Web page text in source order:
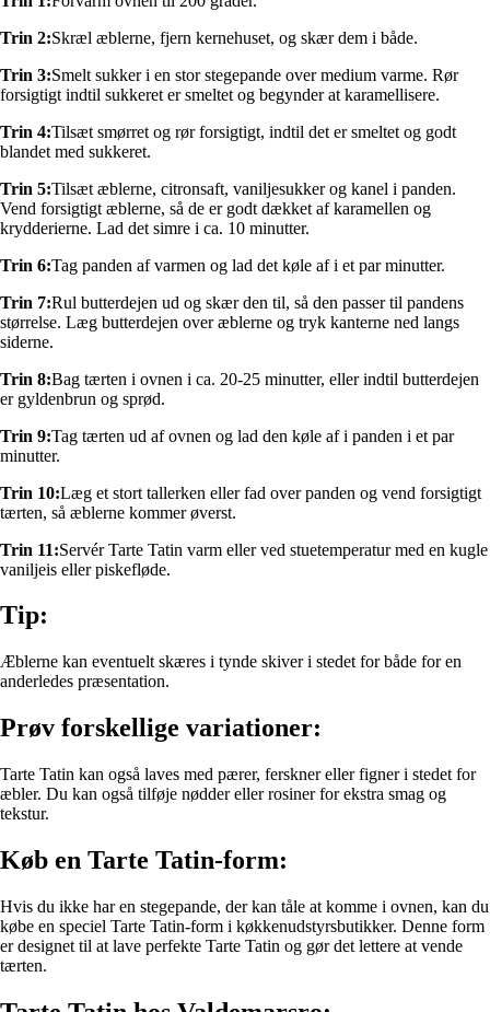
Trin 2:Skræl æblerne, fjern kernehuset, og skær dem i både.
Trin 3:Smelt sukker i en stor stegepande over medium varme. Rør
forsigtigt indtil sukkeret er smeltet og begynder at karamellisere.
Trin 4:Tilsæt smørret og rør forsigtigt, indtil det er smeltet og godt
blandet med sukkeret.
Trin 5:Tilsæt æblerne, citronsaft, vaniljesukker og kanel i panden.
Vend forsigtigt æblerne, så de er godt dækket af karamellen og
krydderierne. Lad det simre i ca. 10 minutter.
Trin 6:Tag panden af varmen og lad det køle af i et par minutter.
Trin 7:Rul butterdejen ud og skær den til, så den passer til pandens
størrelse. Læg butterdejen over æblerne og tryk kanterne ned langs
siderne.
Trin 8:Bag tærten i ovnen i ca. 20-25 minutter, eller indtil butterdejen
er gyldenbrun og sprød.
Trin 9:Tag tærten ud af ovnen og lad den køle af i panden i et par
minutter.
Trin 10:Læg et stort tallerken eller fad over panden og vend forsigtigt
tærten, så æblerne kommer øverst.
Trin 11:Servér Tarte Tatin varm eller ved stuetemperatur med en kugle
vaniljeis eller piskefløde.
Tip:
Æblerne kan eventuelt skæres i tynde skiver i stedet for både for en
anderledes præsentation.
Prøv forskellige variationer:
Tarte Tatin kan også laves med pærer, ferskner eller figner i stedet for
æbler. Du kan også tilføje nødder eller rosiner for ekstra smag og
tekstur.
Køb en Tarte Tatin-form:
Hvis du ikke har en stegepande, der kan tåle at komme i ovnen, kan du
købe en speciel Tarte Tatin-form i køkkenudstyrsbutikker. Denne form
er designet til at lave perfekte Tarte Tatin og gør det lettere at vende
tærten.